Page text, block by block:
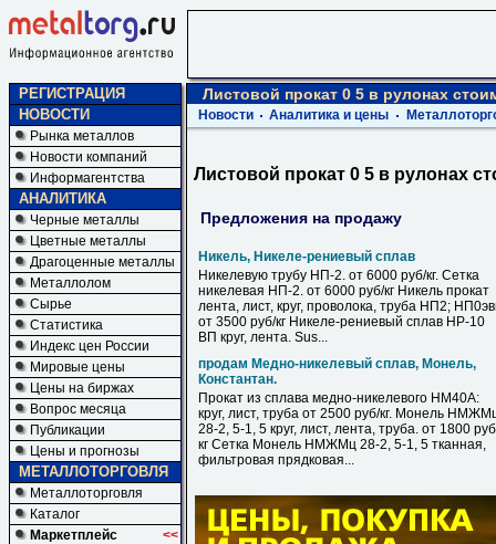
РЕГИСТРАЦИЯ
НОВОСТИ
Рынка металлов
Новости компаний
Информагентства
АНАЛИТИКА
Черные металлы
Цветные металлы
Драгоценные металлы
Металлолом
Сырье
Статистика
Индекс цен России
Мировые цены
Цены на биржах
Вопрос месяца
Публикации
Цены и прогнозы
МЕТАЛЛОТОРГОВЛЯ
Металлоторговля
Каталог
Маркетплейс
<<
Листовой прокат 0 5 в рулонах
Новости Аналитика и цены
Листовой прокат 0 5 в рулонах
Предложения на продажу
Никель, Никеле-рениевый сплав
Никелевую трубу НП-2. от 6000 руб/кг. Сетка
никелевая НП-2. от 6000 руб/кг Никель прокат
лента, лист, круг, проволока, труба НП2;
от 3500 руб/кг Никеле-рениевый сплав НР-10
ВП круг, лента. Sus...
продам Медно-никелевый сплав, Монель,
Константан.
Прокат из сплава медно-никелевого НМ40А:
круг, лист, труба от 2500 руб/кг. Монель
28-2, 5-1, 5 круг, лист, лента, труба. от 1800
кг Сетка Монель НМЖМц 28-2, 5-1, 5 тканная,
фильтровая прядковая...